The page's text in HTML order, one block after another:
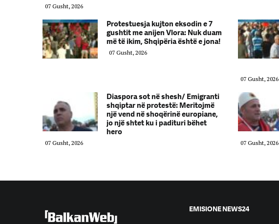
07 Gusht, 2026
Protestuesja kujton eksodin e 7
gushtit me anijen Vlora: Nuk duam
më të ikim, Shqipëria është e jona!
07 Gusht, 2026
07 Gusht, 2026
Diaspora sot në shesh/ Emigranti
shqiptar në protestë: Meritojmë
një vend në shoqërinë europiane,
jo një shtet ku i padituri bëhet
hero
07 Gusht, 2026 07 Gusht, 2026
EMISIONE NEWS24